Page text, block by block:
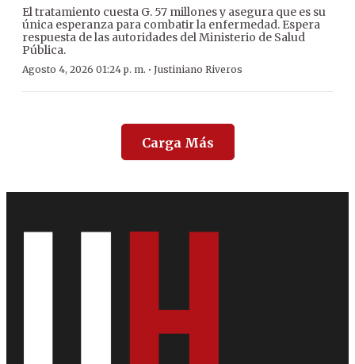
El tratamiento cuesta G. 57 millones y asegura que es su
única esperanza para combatir la enfermedad. Espera
respuesta de las autoridades del Ministerio de Salud
Pública.
Agosto 4, 2026 01:24 p. m. · Justiniano Riveros
Carga Más